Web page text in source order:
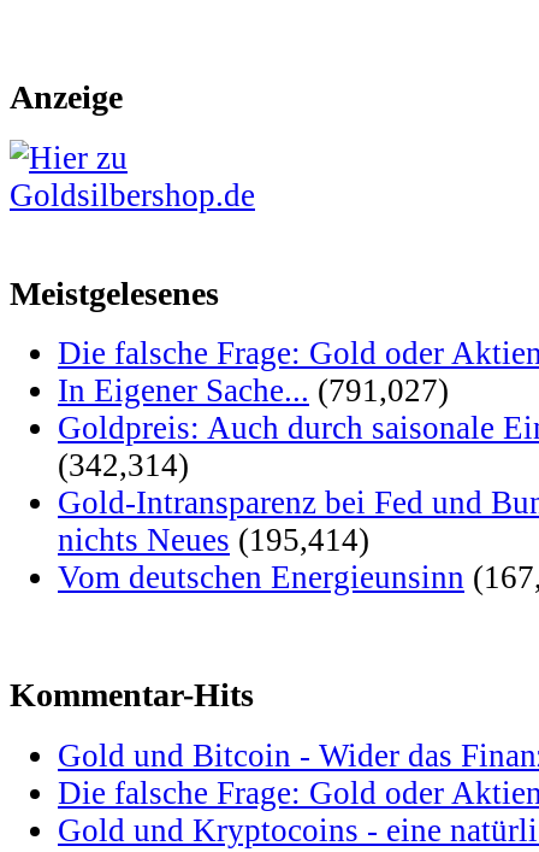
Anzeige
Meistgelesenes
Die falsche Frage: Gold oder
In Eigener Sache... (791,027)
Goldpreis: Auch durch saisonale
(342,314)
Gold-Intransparenz bei Fed und
nichts Neues (195,414)
Vom deutschen Energieunsinn
Kommentar-Hits
Gold und Bitcoin - Wider das
Die falsche Frage: Gold oder
Gold und Kryptocoins - eine